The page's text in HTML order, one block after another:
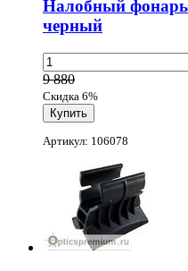
Налобный фонарь
черный
9 880
Скидка 6%
Артикул: 106078